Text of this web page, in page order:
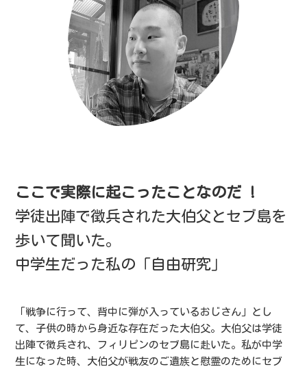
ここで実際に起こったことなのだ !
学徒出陣で徴兵された大伯父とセブ島を
歩いて聞いた。
中学生だった私の「自由研究」
「戦争に行って、背中に弾が入っているおじさん」とし
て、子供の時から身近な存在だった大伯父。大伯父は学徒
出陣で徴兵され、フィリピンのセブ島に赴いた。私が中学
生になった時、大伯父が戦友のご遺族と慰霊のためにセブ